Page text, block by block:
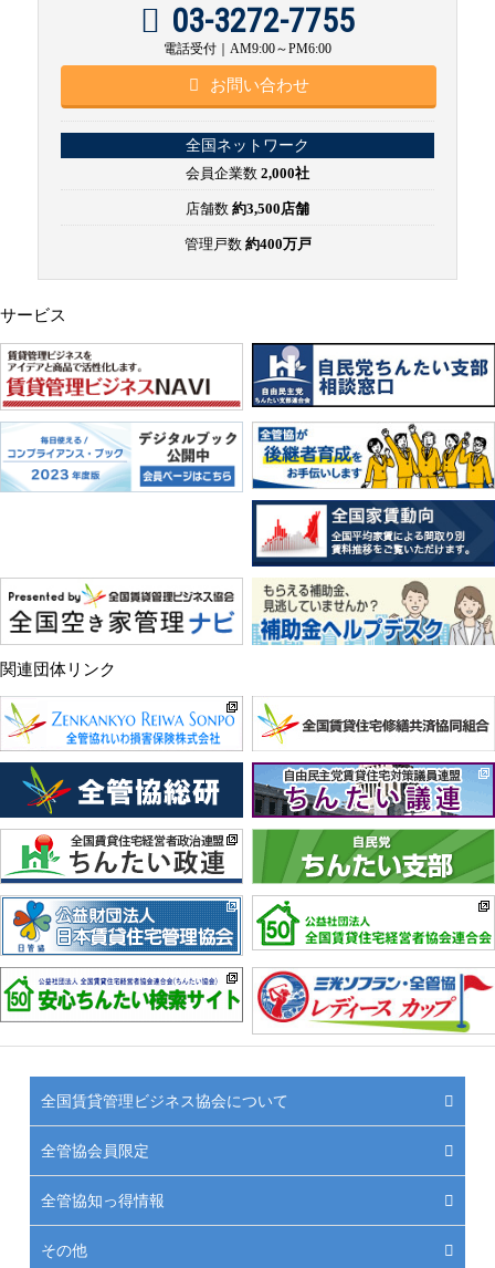
03-3272-7755
電話受付｜AM9:00～PM6:00
お問い合わせ
全国ネットワーク
会員企業数 2,000社
店舗数 約3,500店舗
管理戸数 約400万戸
サービス
関連団体リンク
全国賃貸管理ビジネス協会について
全管協会員限定
全管協知っ得情報
その他